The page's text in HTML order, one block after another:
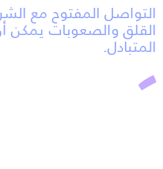
التواصل المفتوح مع
القلق والصعوبات يمكن
المتبادل.